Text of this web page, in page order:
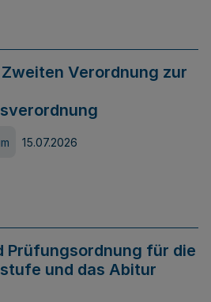
Verordnung zur
15.07.2026
Prüfungsordnung für die
und das Abitur